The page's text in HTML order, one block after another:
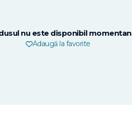
nu este disponibil momentan
Adaugă la favorite